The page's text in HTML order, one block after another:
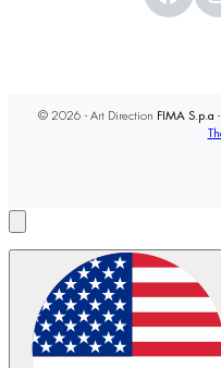
© 2026 - Art Direction FIMA S.p.a